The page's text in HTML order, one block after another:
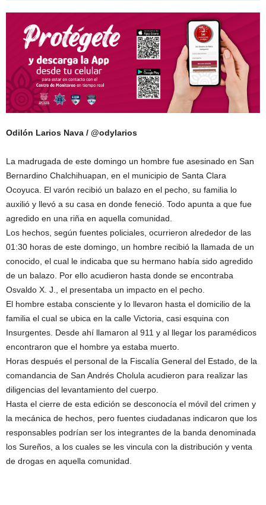
Odilón Larios Nava / @odylarios
La madrugada de este domingo un hombre fue asesinado en San
Bernardino Chalchihuapan, en el municipio de Santa Clara
Ocoyuca. El varón recibió un balazo en el pecho, su familia lo
auxilió y llevó a su casa en donde feneció. Todo apunta a que fue
agredido en una riña en aquella comunidad.
Los hechos, según fuentes policiales, ocurrieron alrededor de las
01:30 horas de este domingo, un hombre recibió la llamada de un
conocido, el cual le indicaba que su hermano había sido agredido
de un balazo. Por ello acudieron hasta donde se encontraba
Osvaldo X. J., el presentaba un impacto en el pecho.
El hombre estaba consciente y lo llevaron hasta el domicilio de la
familia el cual se ubica en la calle Victoria, casi esquina con
Insurgentes. Desde ahí llamaron al 911 y al llegar los paramédicos
encontraron que el hombre ya estaba muerto.
Horas después el personal de la Fiscalía General del Estado, de la
comandancia de San Andrés Cholula acudieron para realizar las
diligencias del levantamiento del cuerpo.
Hasta el cierre de esta edición se desconocía el móvil del crimen y
la mecánica de hechos, pero fuentes ciudadanas indicaron que los
responsables podrían ser los integrantes de la banda denominada
los Sureños, a los cuales se les vincula con la distribución y venta
de drogas en aquella comunidad.